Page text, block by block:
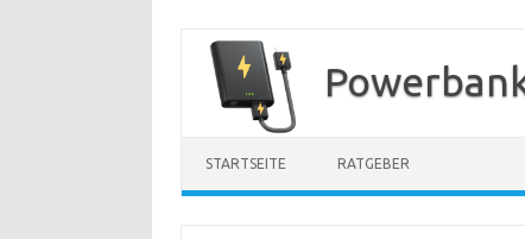
Inhalt
springen
STARTSEITE RATGEBER